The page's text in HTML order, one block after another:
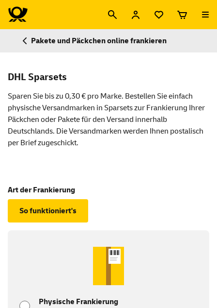
Pakete und Päckchen online frankieren
DHL Sparsets
Sparen Sie bis zu 0,30 € pro Marke. Bestellen Sie einfach
physische Versandmarken in Sparsets zur Frankierung Ihrer
Päckchen oder Pakete für den Versand innerhalb
Deutschlands. Die Versandmarken werden Ihnen postalisch
per Brief zugeschickt.
Art der Frankierung
So funktioniert's
Physische Frankierung